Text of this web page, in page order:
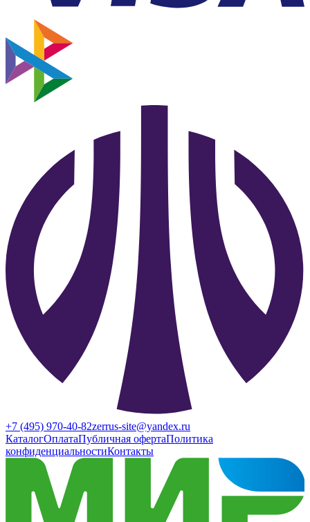
+7 (495) 970-40-82zerrus-site@yandex.ru
КаталогОплатаПубличная офертаПолитика
конфиденциальностиКонтакты